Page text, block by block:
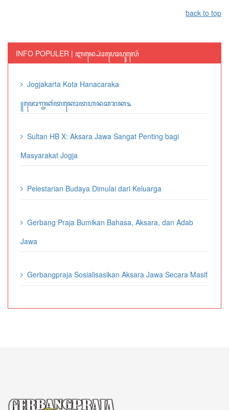
back to top
INFO POPULER | ꦆꦤ꧀ꦥ꦳ꦺꦴꦥꦺꦴꦥꦸꦭꦺꦂ
Jogjakarta Kota Hanacaraka
꧋ꦗꦺꦴꦒ꧀ꦗꦏꦂꦠꦏꦺꦴꦠꦲꦤꦕꦫꦏ꧉
Sultan HB X: Aksara Jawa Sangat Penting bagi
Masyarakat Jogja
Pelestarian Budaya Dimulai dari Keluarga
Gerbang Praja Bumikan Bahasa, Aksara, dan Adab
Jawa
Gerbangpraja Sosialisasikan Aksara Jawa Secara Masif